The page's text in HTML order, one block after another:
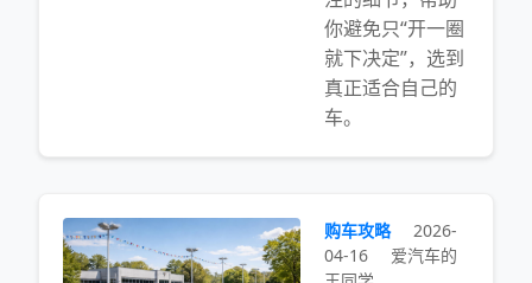
你避免只“开一圈
就下决定”，选到
真正适合自己的
车。
购车攻略
2026-
04-16
爱汽车的